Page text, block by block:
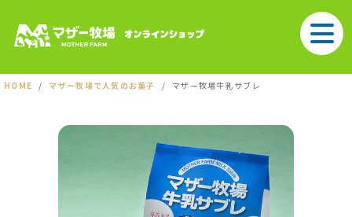
HOME マザー牧場で人気のお菓子 マザー牧場牛乳サブレ